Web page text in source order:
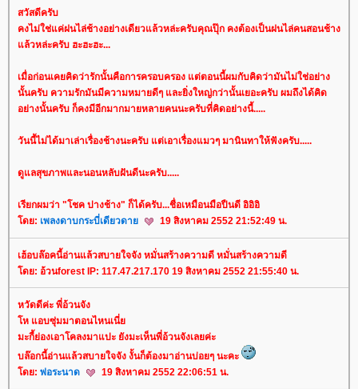
สวัสดีครับ
คงไม่ใช่แค่ฝนไล่ช้างอย่างเดียวแล้วหล่ะครับคุณปุ๊ก คงต้องเป็นฝนไล่คนสอนช้าง
ล้วหล่ะครับ ฮะฮะฮะ...
เมื่อก่อนเคยคิดว่ารักนั้นคือการครอบครอง แต่ตอนนี้ผมกับคิดว่ามันไม่ใช่อย่าง
นั้นครับ ความรักมันมีความหมายดีๆ และยิ่งใหญ่กว่านั้นเยอะครับ ผมถึงได้คิด
อย่างนั้นครับ ก็คงมีอีกมากมายหลายคนนะครับที่คิดอย่างนี้.....
วันนี้ไม่ได้มาเล่าเรื่องช้างนะครับ แต่เอาเรื่องแมวๆ มานินทาให้ฟังครับ.....
ดูแลสุขภาพและนอนหลับฝันดีนะครับ.....
เรียกผมว่า "โชค ปางช้าง" ก็ได้ครับ...ชื่อเหมือนมือปืนดี อิอิอิ
ดย: เพลงดาบกระบี่เดียวดา 19 สิงหาคม 2552 21:52:49 น.
เฮ้อบล๊อคนี้อ่านแล้วสบายใจจัง หมั่นสร้างความดี หมั่นสร้างความดี
ดย: อ้วนforest IP: 117.47.217.170 19 สิงหาคม 2552 21:55:40 น.
หวัดดีค่ะ พี่อ้วนจัง
ห แอบซุ่มมาตอนไหนเนี่
มะกี้ย่องเอาโคลงมาแปะ ยังมะเห็นพี่อ้วนจังเลยค่ะ
บล๊อกนี้อ่านแล้วสบายใจจัง งั้นก็ต้องมาอ่านบ่อยๆ นะคะ
ดย: พ่อระนาด 19 สิงหาคม 2552 22:06:51 น.